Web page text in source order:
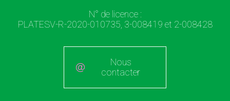
N° de licence :
PLATESV-R-2020-010735, 3-008419 et 2-008428
Nous
contacter